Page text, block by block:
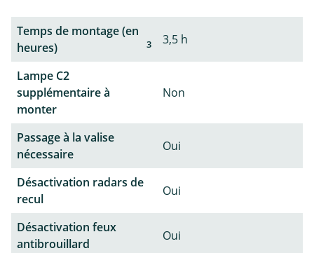
Temps de montage (en
heures)
3 3,5 h
Lampe C2
supplémentaire à
monter
Non
Passage à la valise
nécessaire
Oui
Désactivation radars de
recul
Oui
Désactivation feux
antibrouillard
Oui